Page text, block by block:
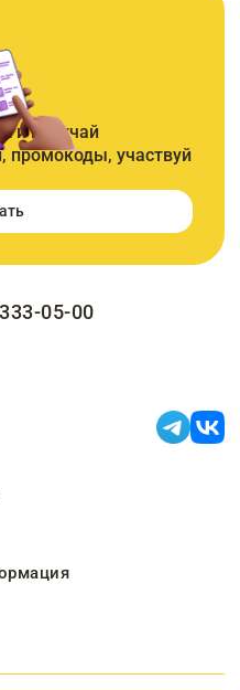
получай
промокоды, участвуй
05-00